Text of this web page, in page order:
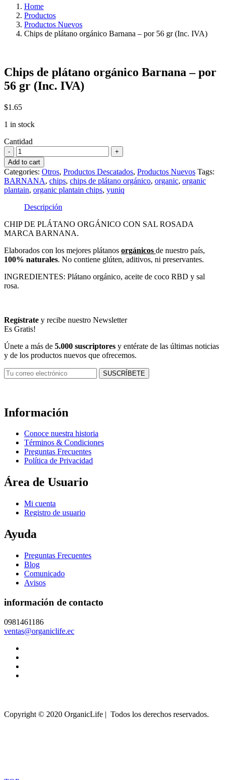
Home
Productos
Productos Nuevos
Chips de plátano orgánico Barnana – por 56 gr (Inc. IVA)
Chips de plátano orgánico Barnana – por
56 gr (Inc. IVA)
$1.65
1 in stock
Cantidad
Cantidad
Add to cart
Categories: Otros, Productos Descatados, Productos Nuevos Tags:
BARNANA, chips, chips de plátano orgánico, organic, organic
plantain, organic plantain chips, yuniq
Descripción
CHIP DE PLÁTANO ORGÁNICO CON SAL ROSADA
MARCA BARNANA.
Elaborados con los mejores plátanos orgánicos de nuestro país,
100% naturales. No contiene glúten, aditivos, ni preservantes.
INGREDIENTES: Plátano orgánico, aceite de coco RBD y sal
rosa.
Regístrate y recibe nuestro Newsletter
Es Gratis!
Únete a más de 5.000 suscriptores y entérate de las últimas noticias
y de los productos nuevos que ofrecemos.
Información
Conoce nuestra historia
Términos & Condiciones
Preguntas Frecuentes
Política de Privacidad
Área de Usuario
Mi cuenta
Registro de usuario
Ayuda
Preguntas Frecuentes
Blog
Comunicado
Avisos
información de contacto
0981461186
ventas@organiclife.ec
Copyright © 2020 OrganicLife | Todos los derechos reservados.